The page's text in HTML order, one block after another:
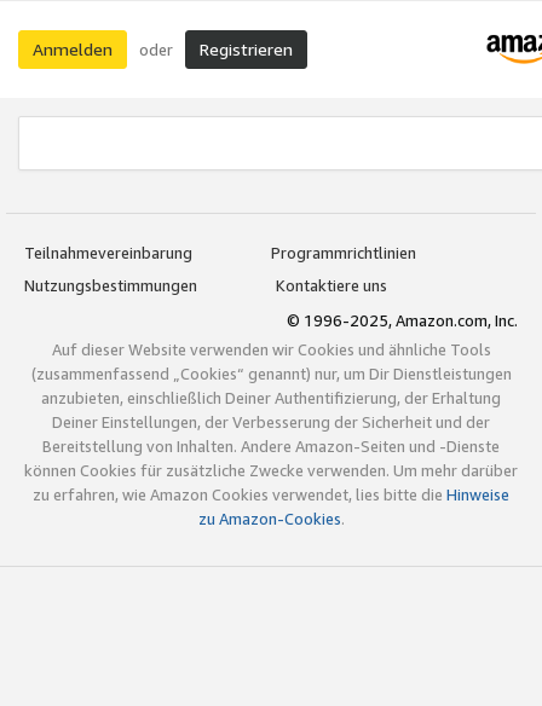
Anmelden oder Registrieren
Teilnahmevereinbarung
Programmrichtlinien
Nutzungsbestimmungen
Kontaktiere uns
© 1996-2025, Amazon.com, Inc.
Auf dieser Website verwenden wir Cookies und ähnliche Tools
(zusammenfassend „Cookies“ genannt) nur, um Dir Dienstleistungen
anzubieten, einschließlich Deiner Authentifizierung, der Erhaltung
Deiner Einstellungen, der Verbesserung der Sicherheit und der
Bereitstellung von Inhalten. Andere Amazon-Seiten und -Dienste
können Cookies für zusätzliche Zwecke verwenden. Um mehr darüber
zu erfahren, wie Amazon Cookies verwendet, lies bitte die Hinweise
zu Amazon-Cookies.